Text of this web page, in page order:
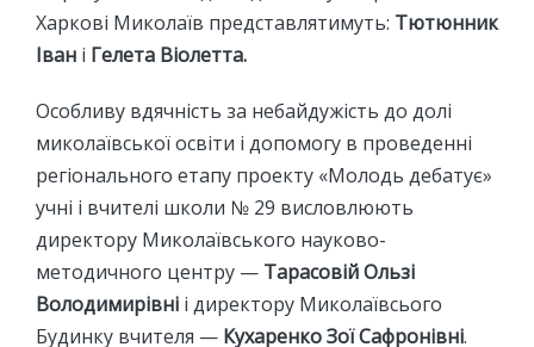
Харкові Миколаїв представлятимуть: Тютюнник
Іван і Гелета Віолетта.
Особливу вдячність за небайдужість до долі
миколаївської освіти і допомогу в проведенні
регіонального етапу проекту «Молодь дебатує»
учні і вчителі школи № 29 висловлюють
директору Миколаївського науково-
методичного центру — Тарасовій Ользі
Володимирівні і директору Миколаївсього
Будинку вчителя — Кухаренко Зої Сафронівні.